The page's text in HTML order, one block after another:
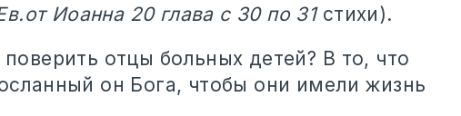
Иоанна 20 глава с 30 по 31стихи).
отцы больных детей? В то, что
он Бога, чтобы они имели жизнь